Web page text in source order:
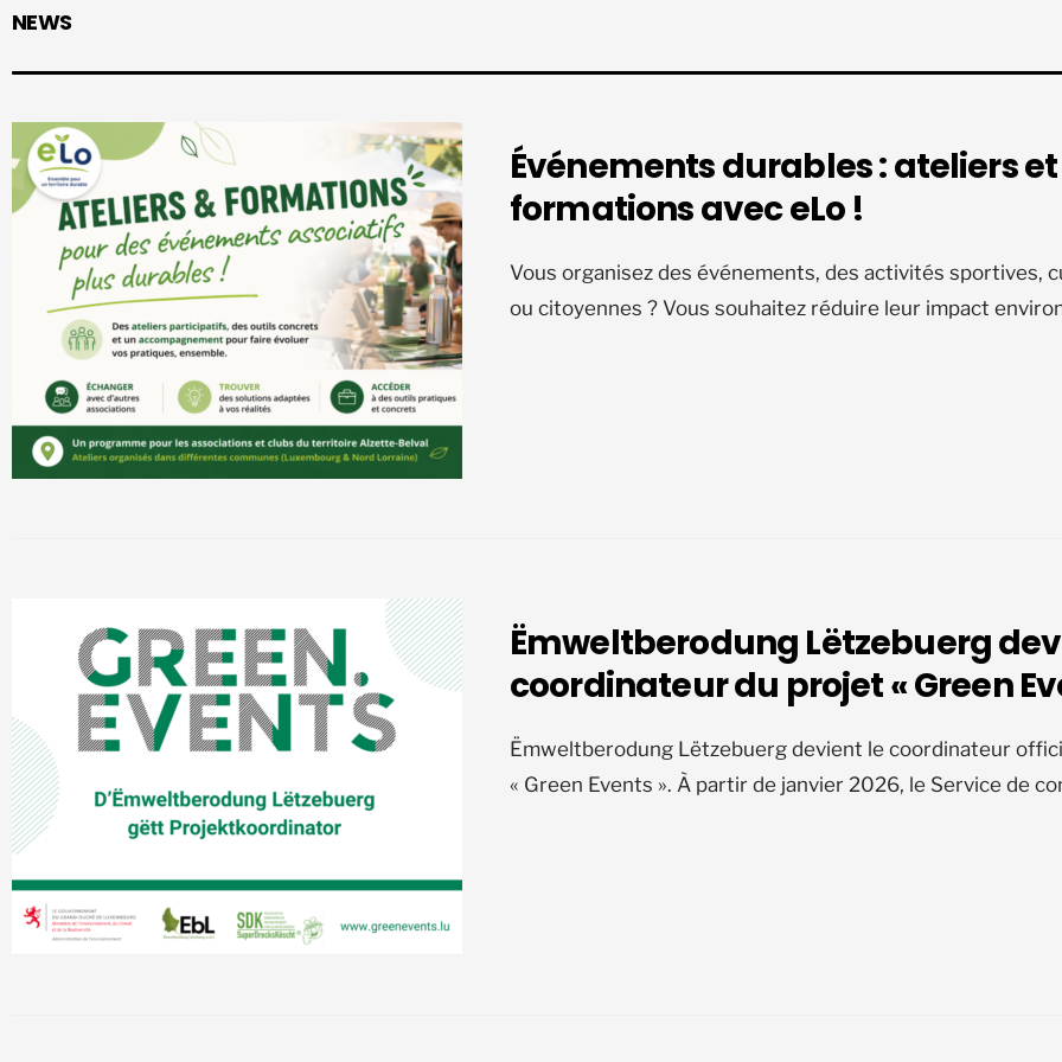
NEWS
Événements durables : ateliers et
formations avec eLo !
Vous organisez des événements, des activités sportives,
ou citoyennes ? Vous souhaitez réduire leur impact
Ëmweltberodung Lëtzebuerg
coordinateur du projet « Green
Ëmweltberodung Lëtzebuerg devient le coordinateur
« Green Events ». À partir de janvier 2026, le Service de